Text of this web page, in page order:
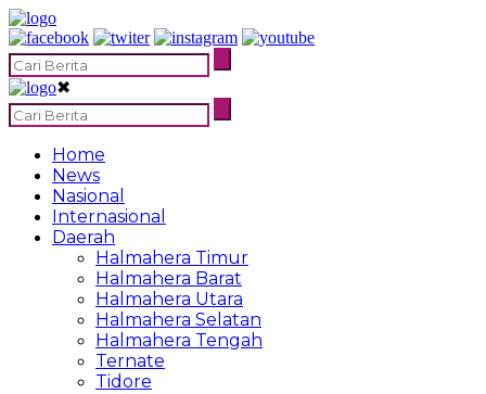
✖
Home
News
Nasional
Internasional
Daerah
Halmahera Timur
Halmahera Barat
Halmahera Utara
Halmahera Selatan
Halmahera Tengah
Ternate
Tidore